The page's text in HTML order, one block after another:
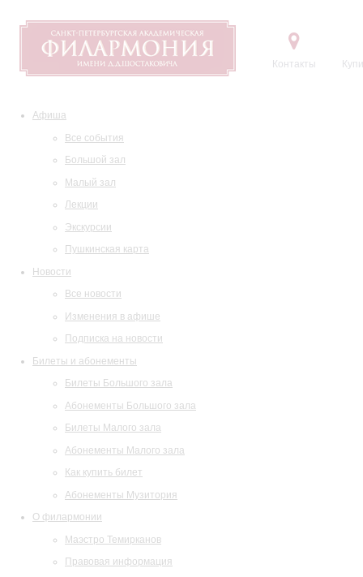
Контакты
Афиша
Все события
Большой зал
Малый зал
Лекции
Экскурсии
Пушкинская карта
Новости
Все новости
Изменения в афише
Подписка на новости
Билеты и абонементы
Билеты Большого зала
Абонементы Большого зала
Билеты Малого зала
Абонементы Малого зала
Как купить билет
Абонементы Музитория
О филармонии
Маэстро Темирканов
Правовая информация